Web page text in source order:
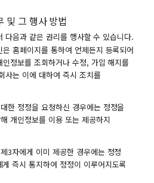
및 그 행사 방법
다음과 같은 권리를 행사할 수 있습니다.
홈페이지를 통하여 언제든지 등록되어
정보를 조회하거나 수정, 가입 해지를
사는 이에 대하여 즉시 조치를
한 정정을 요청하신 경우에는 정정을
개인정보를 이용 또는 제공하지
3자에게 이미 제공한 경우에는 정정
즉시 통지하여 정정이 이루어지도록